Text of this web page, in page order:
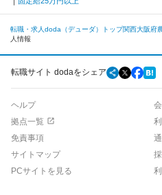
転職・求人doda（デューダ）トップ関西大阪府
人情報
転職サイト dodaをシェア
ヘルプ
拠点一覧
免責事項
サイトマップ
PCサイトを見る